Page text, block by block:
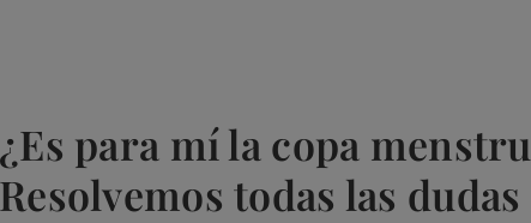
¿Es para mí la copa
Resolvemos todas las dudas